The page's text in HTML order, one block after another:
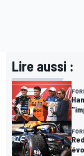
Lire aussi :